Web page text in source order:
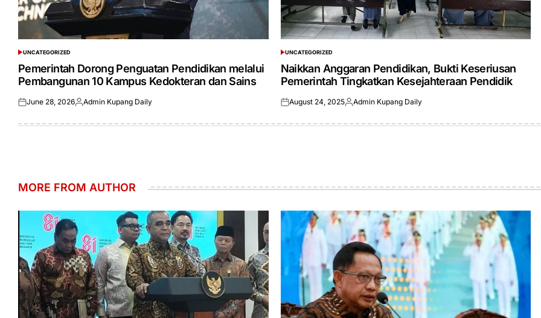
POSTED
IN
UNCATEGORIZED
Pemerintah Dorong Penguatan Pendidikan melalui
Pembangunan 10 Kampus Kedokteran dan Sains
Posted
June 28, 2026Posted
Admin Kupang Daily
POSTED
IN
UNCATEGORIZED
Naikkan Anggaran Pendidikan, Bukti Keseriusan
Pemerintah Tingkatkan Kesejahteraan Pendidik
Posted
August 24, 2025Posted
Admin Kupang Daily
MORE FROM AUTHOR